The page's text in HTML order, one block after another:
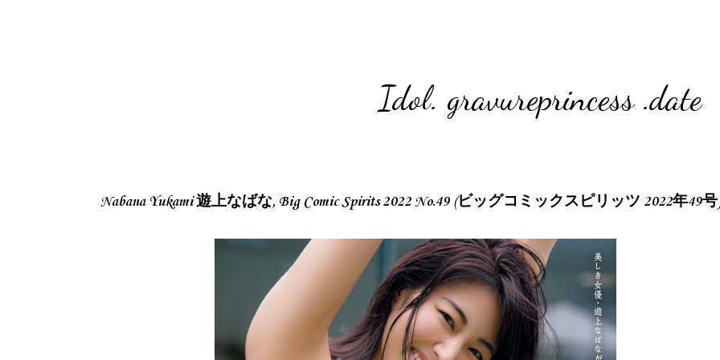
Idol. gravureprincess .date
Nabana Yukami 遊上なばな, Big Comic Spirits 2022 No.49 (ビッグコミックスピリッツ 2022年49号